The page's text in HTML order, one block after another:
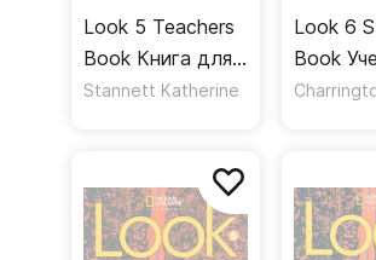
Look 5 Teachers
Book Книга для
учителя
Stannett Katherine
Look 6